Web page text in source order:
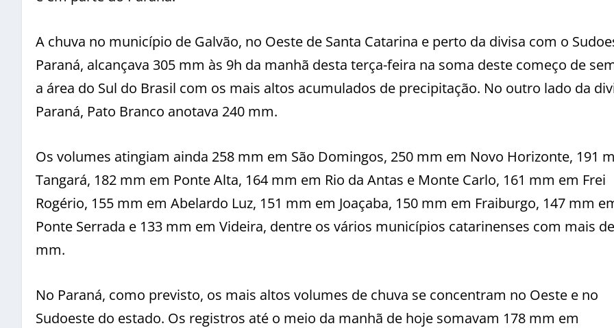
A chuva no município de Galvão, no Oeste de Santa Catarina e perto da divisa com o
Paraná, alcançava 305 mm às 9h da manhã desta terça-feira na soma deste começo de
a área do Sul do Brasil com os mais altos acumulados de precipitação. No outro lado da
Paraná, Pato Branco anotava 240 mm.
Os volumes atingiam ainda 258 mm em São Domingos, 250 mm em Novo Horizonte, 191
Tangará, 182 mm em Ponte Alta, 164 mm em Rio da Antas e Monte Carlo, 161 mm em Frei
Rogério, 155 mm em Abelardo Luz, 151 mm em Joaçaba, 150 mm em Fraiburgo, 147 mm
Ponte Serrada e 133 mm em Videira, dentre os vários municípios catarinenses com mais
mm.
No Paraná, como previsto, os mais altos volumes de chuva se concentram no Oeste e no
Sudoeste do estado. Os registros até o meio da manhã de hoje somavam 178 mm em